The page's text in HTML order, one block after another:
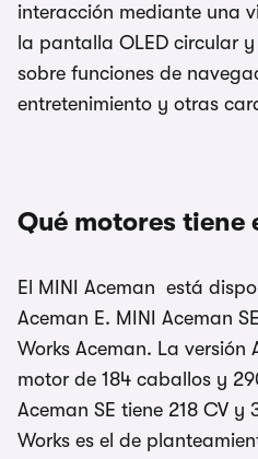
interacción mediante una
la pantalla OLED circular
sobre funciones de
entretenimiento y otras
Qué motores tiene
El MINI Aceman está
Aceman E. MINI Aceman
Works Aceman. La versión
motor de 184 caballos y
Aceman SE tiene 218 CV
Works es el de